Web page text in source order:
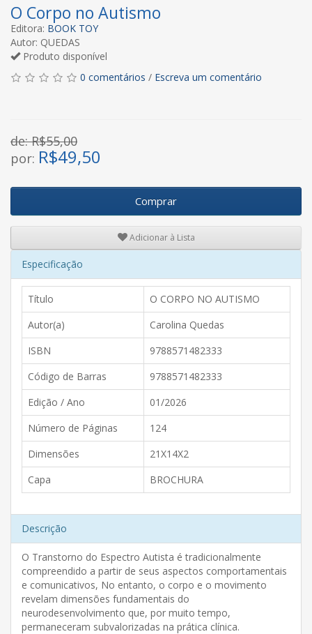
O Corpo no Autismo
Editora: BOOK TOY
Autor: QUEDAS
Produto disponível
0 comentários / Escreva um comentário
de: R$55,00
por: R$49,50
Comprar
Adicionar à Lista
Especificação
Título
O CORPO NO AUTISMO
Autor(a)
Carolina Quedas
ISBN
9788571482333
Código de Barras
9788571482333
Edição / Ano
01/2026
Número de Páginas
124
Dimensões
21X14X2
Capa
BROCHURA
Descrição
O Transtorno do Espectro Autista é tradicionalmente
compreendido a partir de seus aspectos comportamentais
e comunicativos, No entanto, o corpo e o movimento
revelam dimensões fundamentais do
neurodesenvolvimento que, por muito tempo,
permaneceram subvalorizadas na prática clínica.